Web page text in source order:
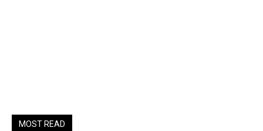
MOST READ